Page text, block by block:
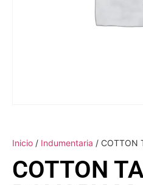
Inicio / Indumentaria / COTTON
COTTON